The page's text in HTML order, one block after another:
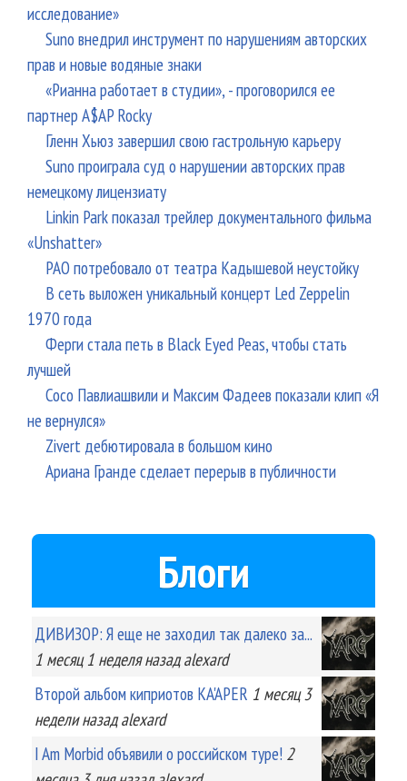
исследование»
Suno внедрил инструмент по нарушениям авторских
прав и новые водяные знаки
«Рианна работает в студии», - проговорился ее
партнер A$AP Rocky
Гленн Хьюз завершил свою гастрольную карьеру
Suno проиграла суд о нарушении авторских прав
немецкому лицензиату
Linkin Park показал трейлер документального фильма
«Unshatter»
РАО потребовало от театра Кадышевой неустойку
В сеть выложен уникальный концерт Led Zeppelin
1970 года
Ферги стала петь в Black Eyed Peas, чтобы стать
лучшей
Сосо Павлиашвили и Максим Фадеев показали клип «Я
не вернулся»
Zivert дебютировала в большом кино
Ариана Гранде сделает перерыв в публичности
Блоги
ДИВИЗОР: Я еще не заходил так далеко за...
1 месяц 1 неделяназад alexard
Второй альбом киприотов KA'APER 1 месяц 3
неделиназад alexard
I Am Morbid объявили о российском туре! 2